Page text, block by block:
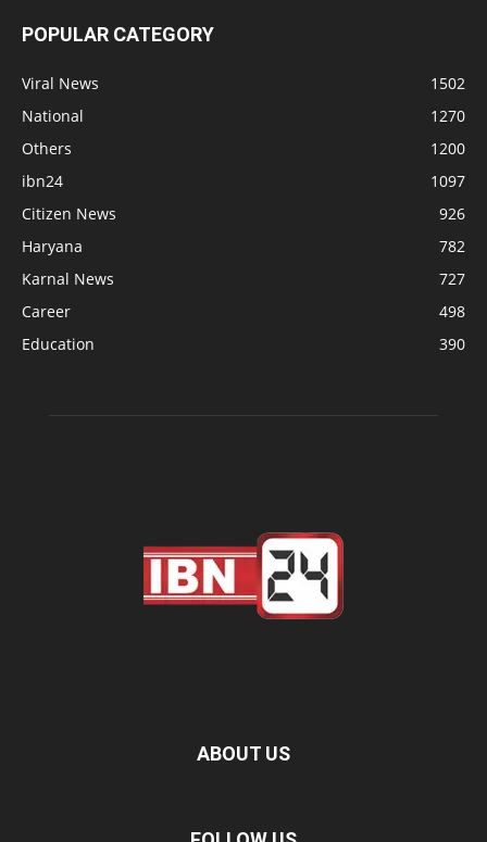
POPULAR CATEGORY
Viral News
1502
National
1270
Others
1200
ibn24
1097
Citizen News
926
Haryana
782
Karnal News
727
Career
498
Education
390
ABOUT US